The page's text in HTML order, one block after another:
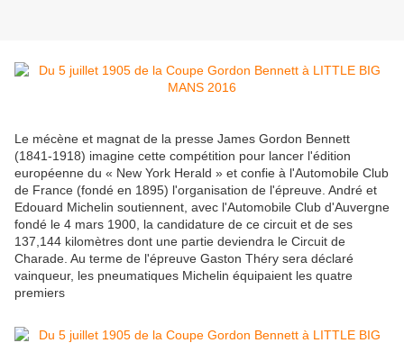
Le mécène et magnat de la presse James Gordon Bennett
(1841-1918) imagine cette compétition pour lancer l'édition
européenne du « New York Herald » et confie à l'Automobile Club
de France (fondé en 1895) l'organisation de l'épreuve. André et
Edouard Michelin soutiennent, avec l'Automobile Club d'Auvergne
fondé le 4 mars 1900, la candidature de ce circuit et de ses
137,144 kilomètres dont une partie deviendra le Circuit de
Charade. Au terme de l'épreuve Gaston Théry sera déclaré
vainqueur, les pneumatiques Michelin équipaient les quatre
premiers